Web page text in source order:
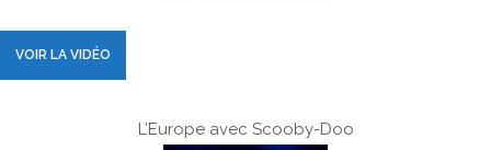
VOIR LA VIDÉO
L’Europe avec Scooby-Doo